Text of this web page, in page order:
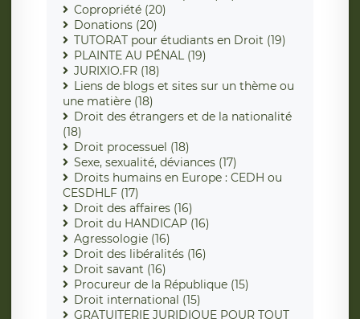
Copropriété (20)
Donations (20)
TUTORAT pour étudiants en Droit (19)
PLAINTE AU PÉNAL (19)
JURIXIO.FR (18)
Liens de blogs et sites sur un thème ou
une matière (18)
Droit des étrangers et de la nationalité
(18)
Droit processuel (18)
Sexe, sexualité, déviances (17)
Droits humains en Europe : CEDH ou
CESDHLF (17)
Droit des affaires (16)
Droit du HANDICAP (16)
Agressologie (16)
Droit des libéralités (16)
Droit savant (16)
Procureur de la République (15)
Droit international (15)
GRATUITERIE JURIDIQUE POUR TOUT